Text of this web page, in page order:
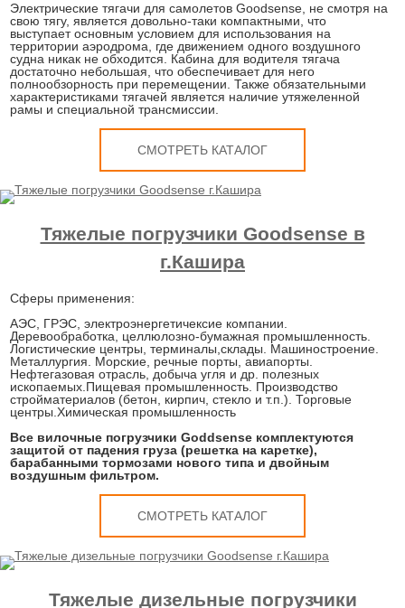
Электрические тягачи для самолетов Goodsense, не смотря на
свою тягу, является довольно-таки компактными, что
выступает основным условием для использования на
территории аэродрома, где движением одного воздушного
судна никак не обходится. Кабина для водителя тягача
достаточно небольшая, что обеспечивает для него
полнообзорность при перемещении. Также обязательными
характеристиками тягачей является наличие утяжеленной
рамы и специальной трансмиссии.
СМОТРЕТЬ КАТАЛОГ
Тяжелые погрузчики Goodsense в
г.Кашира
Сферы применения:
АЭС, ГРЭС, электроэнергетичексие компании.
Деревообработка, целлюлозно-бумажная промышленность.
Логистические центры, терминалы,склады. Машиностроение.
Металлургия. Морские, речные порты, авиапорты.
Нефтегазовая отрасль, добыча угля и др. полезных
ископаемых.Пищевая промышленность. Производство
стройматериалов (бетон, кирпич, стекло и т.п.). Торговые
центры.Химическая промышленность
Все вилочные погрузчики Goddsense комплектуются
защитой от падения груза (решетка на каретке),
барабанными тормозами нового типа и двойным
воздушным фильтром.
СМОТРЕТЬ КАТАЛОГ
Тяжелые дизельные погрузчики